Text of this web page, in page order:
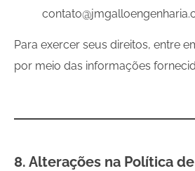
Para exercer seus direitos, entre
por meio das informações
8. Alterações na Política